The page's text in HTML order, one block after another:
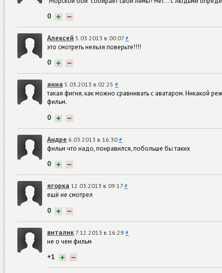
0 + −
Алексей 5.03.2013 в 00:07 #
это смотреть нельзя поверьте!!!!
0 + −
анна 5.03.2013 в 02:25 #
такая фигня, как можно сравнивать с аватаром. Никакой
фильм.
0 + −
Андре 6.03.2013 в 16:30 #
фильм что надо, понравился, побольше бы таких
0 + −
ягорка 12.03.2013 в 09:17 #
ещё не смотрел
0 + −
виталик 7.12.2013 в 16:29 #
не о чем фильм
+1 + −